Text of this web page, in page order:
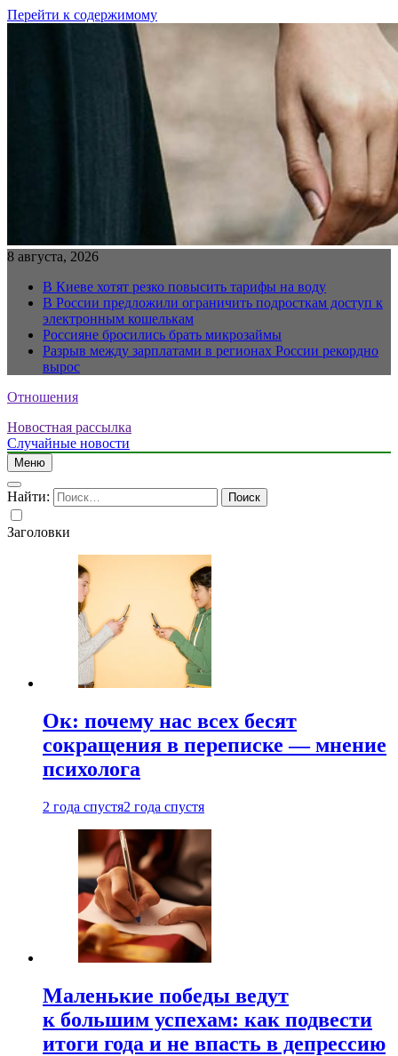
Перейти к содержимому
8 августа, 2026
В Киеве хотят резко повысить тарифы на воду
В России предложили ограничить подросткам доступ к
электронным кошелькам
Россияне бросились брать микрозаймы
Разрыв между зарплатами в регионах России рекордно
вырос
Отношения
Новостная рассылка
Случайные новости
Меню
Найти:
Заголовки
Ок: почему нас всех бесят
сокращения в переписке — мнение
психолога
2 года спустя2 года спустя
Маленькие победы ведут
к большим успехам: как подвести
итоги года и не впасть в депрессию